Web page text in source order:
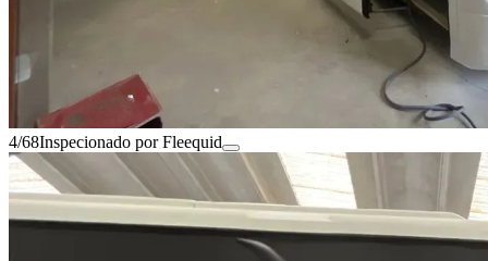
4/68Inspecionado por Fleequid